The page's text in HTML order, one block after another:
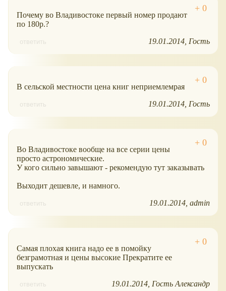
Почему во Владивостоке первый номер продают
по 180р.?
ответить 19.01.2014 Гость
В сельской местности цена книг неприемлемрая
ответить 19.01.2014 Гость
Во Владивостоке вообще на все серии цены
просто астрономические.
У кого сильно завышают - рекомендую тут заказывать
Выходит дешевле, и намного.
ответить 19.01.2014 admin
Самая плохая книга надо ее в помойку
безграмотная и цены высокие Прекратите ее
выпускать
ответить 19.01.2014 Гость Александр